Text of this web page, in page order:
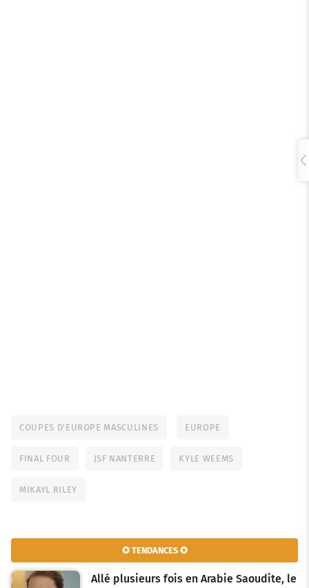
COUPES D'EUROPE MASCULINES EUROPE
FINAL FOUR JSF NANTERRE KYLE WEEMS
MIKAYL RILEY
✪ TENDANCES ✪
Allé plusieurs fois en Arabie Saoudite, le